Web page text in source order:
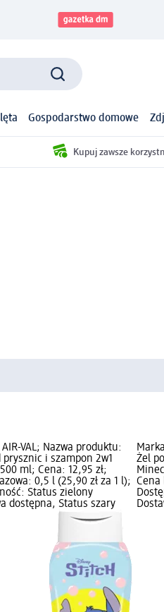
Gospodarstwo domowe
Kupuj zawsze
VAL; Nazwa produktu:
prysznic i szampon 2w1
ml; Cena: 12,95 zł;
0,5 l (25,90 zł za 1 l);
Status zielony
dostępna, Status szary
Żel
Cena